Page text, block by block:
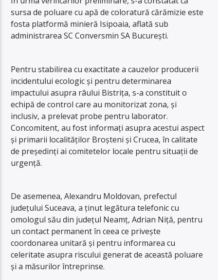
sursa de poluare cu apă de coloratură cărămizie este
fosta platformă minieră Isipoaia, aflată sub
administrarea SC Conversmin SA București.
Pentru stabilirea cu exactitate a cauzelor producerii
incidentului ecologic și pentru determinarea
impactului asupra râului Bistrița, s-a constituit o
echipă de control care au monitorizat zona, și
inclusiv, a prelevat probe pentru laborator.
Concomitent, au fost informați asupra acestui aspect
și primarii localităților Broșteni și Crucea, în calitate
de președinți ai comitetelor locale pentru situații de
urgență.
De asemenea, Alexandru Moldovan, prefectul
județului Suceava, a ținut legătura telefonic cu
omologul său din județul Neamț, Adrian Niță, pentru
un contact permanent în ceea ce privește
coordonarea unitară și pentru informarea cu
celeritate asupra riscului generat de această poluare
și a măsurilor întreprinse.